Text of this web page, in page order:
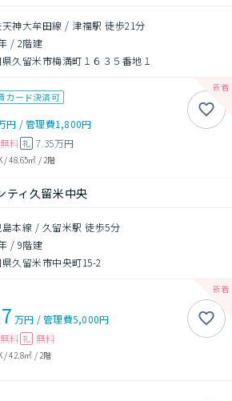
神大牟田線 / 津福駅 徒歩21分
/ 2階建
久留米市梅満町１６３５番地１
カード決済可
円 /管理費1,800円
無料 礼 7.35万円
/48.65㎡ /2階
ティ久留米中央
島本線 / 久留米駅 徒歩5分
/ 9階建
久留米市中央町15-2
万円 /管理費5,000円
無料 礼 無料
/42.8㎡ / 2階